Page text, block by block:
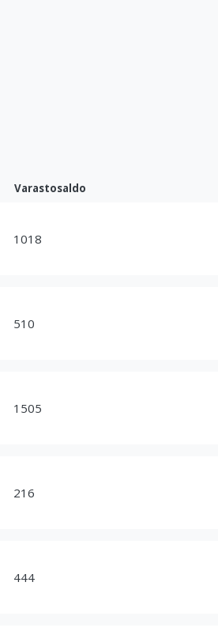
Varastosaldo
1018
510
1505
216
444